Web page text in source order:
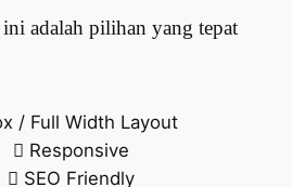
adalah pilihan yang tepat
/ Full Width Layout
Responsive
SEO Friendly